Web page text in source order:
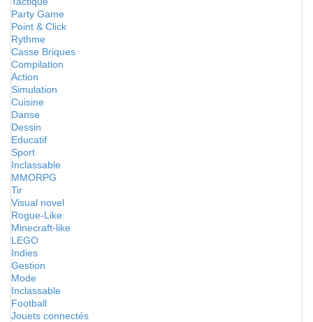
Party Game
Point & Click
Rythme
Casse Briques
Compilation
Action
Simulation
Cuisine
Danse
Dessin
Educatif
Sport
Inclassable
MMORPG
Tir
Visual novel
Rogue-Like
Minecraft-like
LEGO
Indies
Gestion
Mode
Inclassable
Football
Jouets connectés